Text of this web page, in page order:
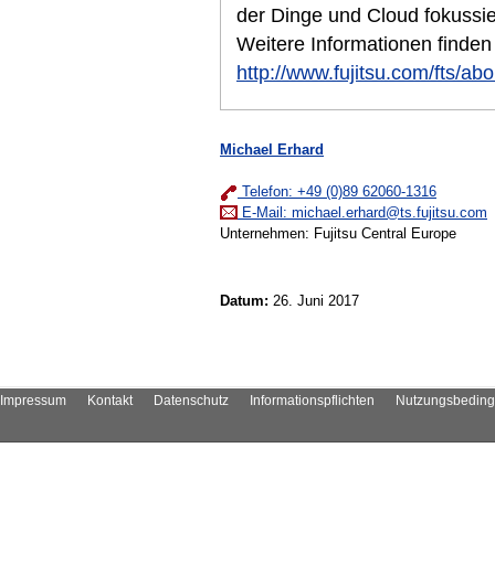
der Dinge und Cloud
Weitere Informationen
http://www.fujitsu.com/fts/
Michael Erhard
Telefon: +49 (0)89 62060-1316
E-Mail: michael.erhard@ts.fujitsu.com
Unternehmen: Fujitsu Central Europe
Datum: 26. Juni 2017
Impressum Kontakt Datenschutz Informationspflichten